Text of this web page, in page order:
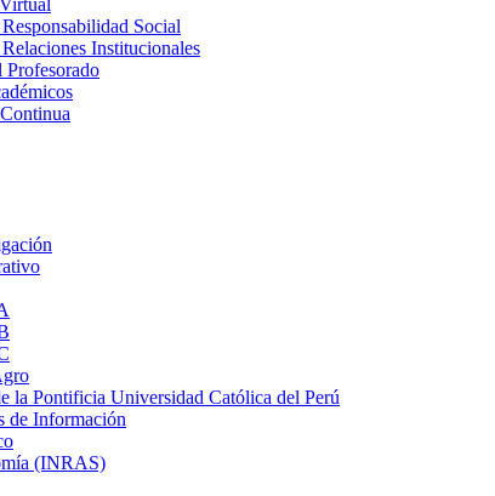
Social
Institucionales
la Pontificia Universidad Católica del Perú
de Información
(INRAS)